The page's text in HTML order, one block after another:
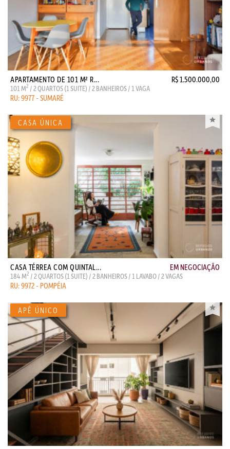
APARTAMENTO DE 101 M² R... R$ 1.500.000,00
101 M2 / 2 QUARTOS (1 SUITE) / 2 BANHEIROS / 1 VAGA
RU: 9977 - SUMARÉ
CASA TÉRREA COM QUINTAL... EM NEGOCIAÇÃO
184 M2 / 2 QUARTOS (1 SUITE) / 2 BANHEIROS / 1 LAVABO / 2 VAGAS
RU: 9972 - POMPÉIA